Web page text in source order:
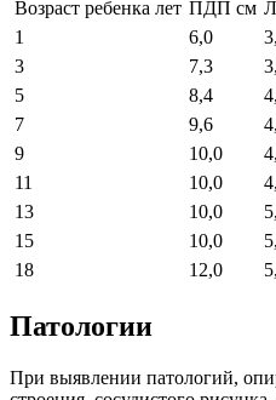
Возраст ребенка лет ПДП см
1
6,0
3
7,3
5
8,4
7
9,6
9
10,0
11
10,0
13
10,0
15
10,0
18
12,0
Патологии
При выявлении патологий,